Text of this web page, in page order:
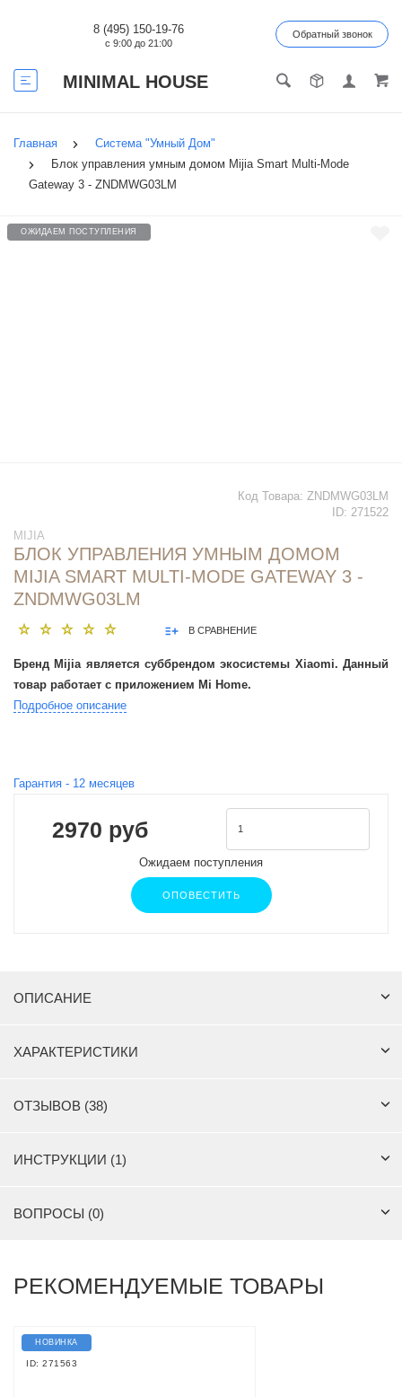
MINIMAL HOUSE
8 (495) 150-19-76
с 9:00 до 21:00
Обратный звонок
Главная
Система "Умный Дом"
Блок управления умным домом Mijia Smart Multi-Mode
Gateway 3 - ZNDMWG03LM
ОЖИДАЕМ ПОСТУПЛЕНИЯ
Код Товара: ZNDMWG03LM
ID: 271522
MIJIA
БЛОК УПРАВЛЕНИЯ УМНЫМ ДОМОМ
MIJIA SMART MULTI-MODE GATEWAY 3 -
ZNDMWG03LM
В СРАВНЕНИЕ
Бренд Mijia является суббрендом экосистемы Xiaomi. Данный
товар работает с приложением Mi Home.
Подробное описание
Гарантия - 12 месяцев
2970 руб
Ожидаем поступления
ОПОВЕСТИТЬ
ОПИСАНИЕ
ХАРАКТЕРИСТИКИ
ОТЗЫВОВ (38)
ИНСТРУКЦИИ (1)
ВОПРОСЫ (0)
РЕКОМЕНДУЕМЫЕ ТОВАРЫ
НОВИНКА
ID: 271563